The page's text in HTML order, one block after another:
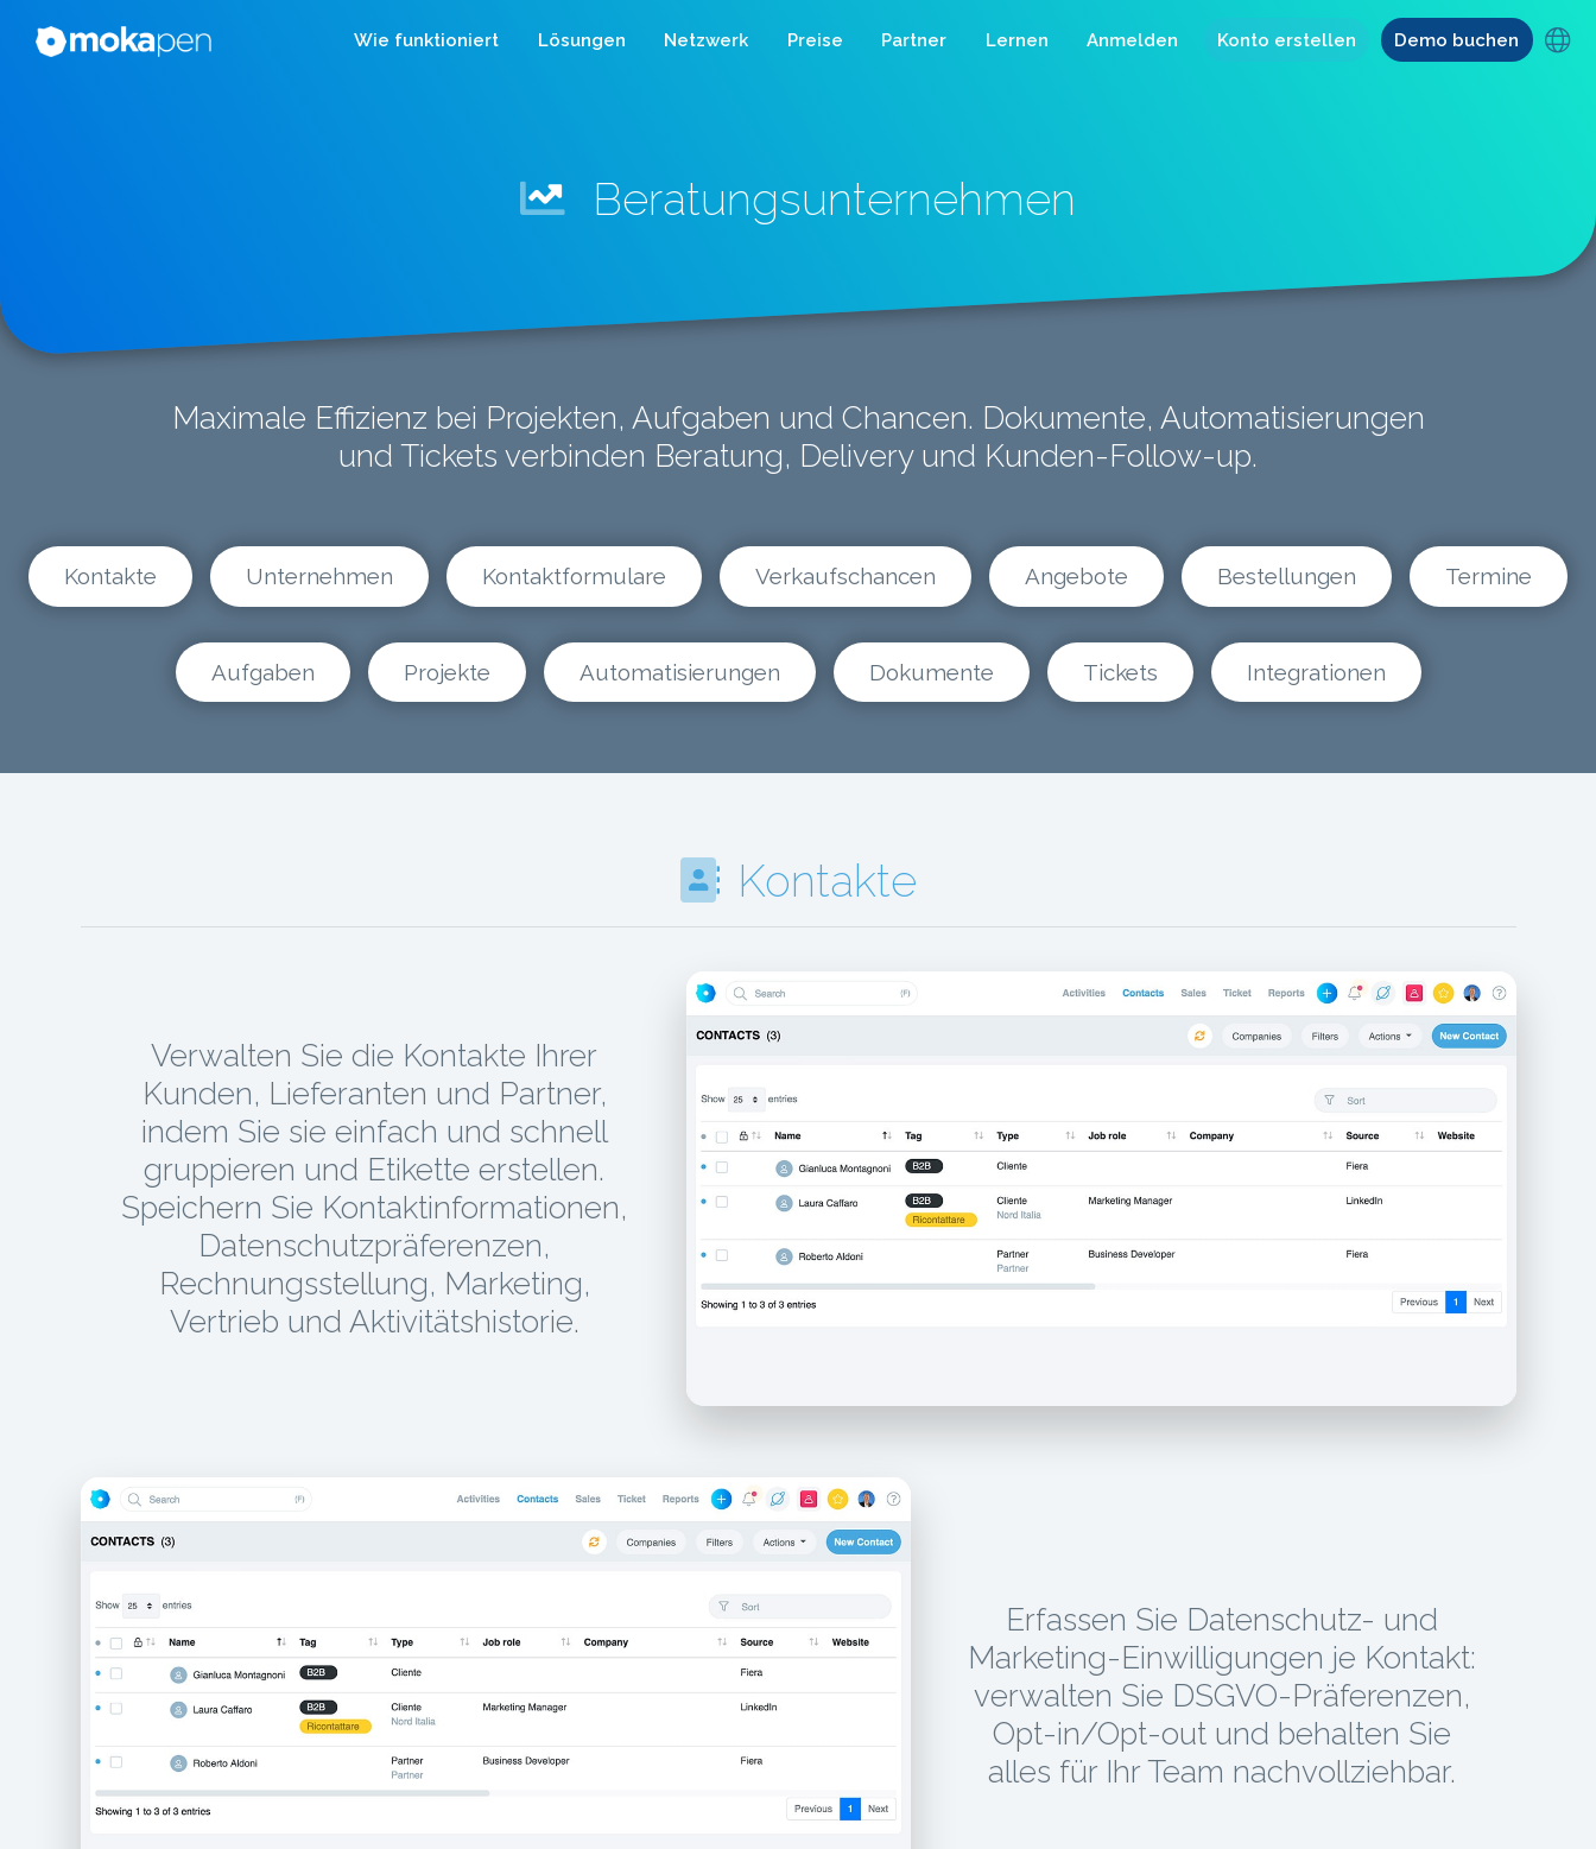
Wie funktioniert Lösungen Netzwerk Preise Partner Lernen Anmelden Konto erstellen Demo buchen
Beratungsunternehmen
Maximale Effizienz bei Projekten, Aufgaben und Chancen. Dokumente, Automatisierungen
und Tickets verbinden Beratung, Delivery und Kunden-Follow-up.
Kontakte Unternehmen Kontaktformulare Verkaufschancen Angebote Bestellungen Termine
Aufgaben Projekte Automatisierungen Dokumente Tickets Integrationen
Kontakte
Verwalten Sie die Kontakte Ihrer
Kunden, Lieferanten und Partner,
indem Sie sie einfach und schnell
gruppieren und Etikette erstellen.
Speichern Sie Kontaktinformationen,
Datenschutzpräferenzen,
Rechnungsstellung, Marketing,
Vertrieb und Aktivitätshistorie.
Erfassen Sie Datenschutz- und
Marketing-Einwilligungen je Kontakt:
verwalten Sie DSGVO-Präferenzen,
Opt-in/Opt-out und behalten Sie
alles für Ihr Team nachvollziehbar.